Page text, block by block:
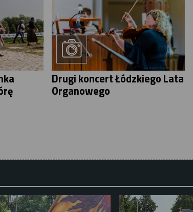
Drugi koncert Łódzkiego Lata
Organowego